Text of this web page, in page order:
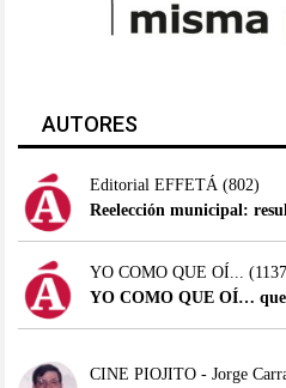
AUTORES
Editorial EFFETÁ (802)
Reelección municipal:
YO COMO QUE OÍ...
YO COMO QUE OÍ… que
CINE PIOJITO - Jorge